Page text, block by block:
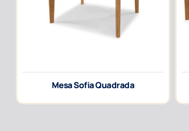
Mesa Sofia Quadrada